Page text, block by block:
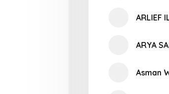
ARLIEF
ARYA
Asman